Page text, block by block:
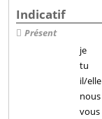
Indicatif
Présent
je
tu
il/elle
nous
vous